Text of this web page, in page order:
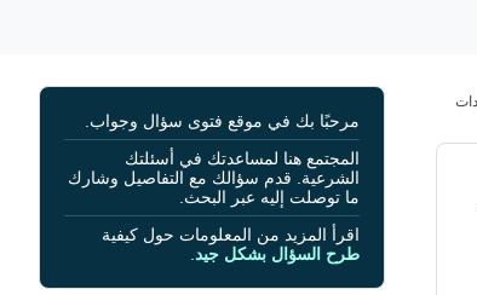
مرحبًا بك في موقع فتوى سؤال وجواب.
المجتمع هنا لمساعدتك في أسئلتك
الشرعية. قدم سؤالك مع التفاصيل وشارك
ما توصلت إليه عبر البحث.
اقرأ المزيد من المعلومات حول كيفية
طرح السؤال بشكل جيد